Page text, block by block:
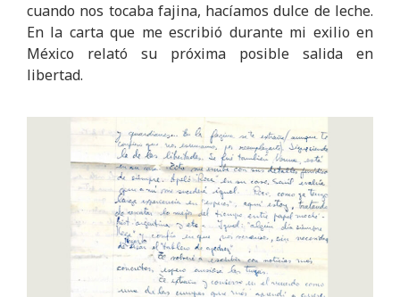
cuando nos tocaba fajina, hacíamos dulce de leche.
En la carta que me escribió durante mi exilio en
México relató su próxima posible salida en
libertad.